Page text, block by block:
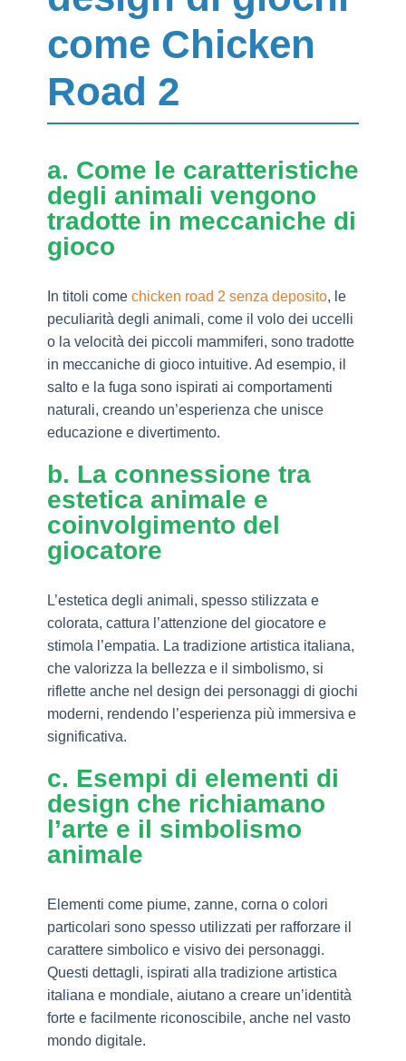
come Chicken
Road 2
a. Come le caratteristiche
degli animali vengono
tradotte in meccaniche di
gioco
In titoli come chicken road 2 senza deposito, le
peculiarità degli animali, come il volo dei uccelli
o la velocità dei piccoli mammiferi, sono tradotte
in meccaniche di gioco intuitive. Ad esempio, il
salto e la fuga sono ispirati ai comportamenti
naturali, creando un’esperienza che unisce
educazione e divertimento.
b. La connessione tra
estetica animale e
coinvolgimento del
giocatore
L’estetica degli animali, spesso stilizzata e
colorata, cattura l’attenzione del giocatore e
stimola l’empatia. La tradizione artistica italiana,
che valorizza la bellezza e il simbolismo, si
riflette anche nel design dei personaggi di giochi
moderni, rendendo l’esperienza più immersiva e
significativa.
c. Esempi di elementi di
design che richiamano
l’arte e il simbolismo
animale
Elementi come piume, zanne, corna o colori
particolari sono spesso utilizzati per rafforzare il
carattere simbolico e visivo dei personaggi.
Questi dettagli, ispirati alla tradizione artistica
italiana e mondiale, aiutano a creare un’identità
forte e facilmente riconoscibile, anche nel vasto
mondo digitale.